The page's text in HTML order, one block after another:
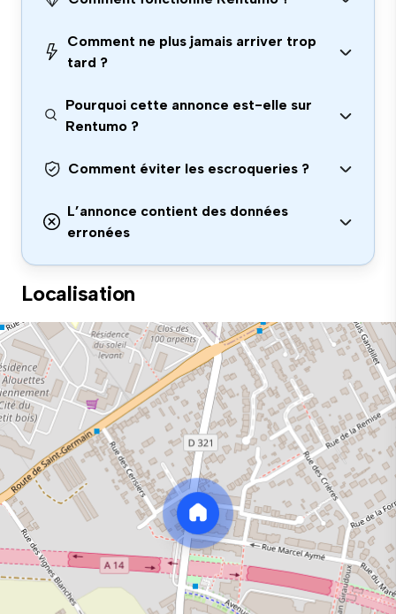
Comment ne plus jamais arriver trop
tard ?
Pourquoi cette annonce est-elle sur
Rentumo ?
Comment éviter les escroqueries ?
L’annonce contient des données
erronées
Localisation